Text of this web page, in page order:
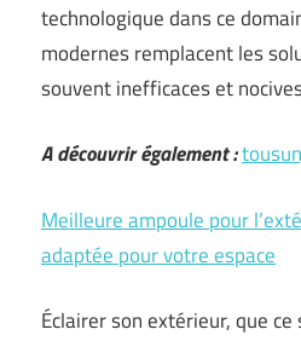
technologique dans ce
modernes remplacent les
souvent inefficaces et
A découvrir également :
Meilleure ampoule pour
adaptée pour votre espace
Éclairer son extérieur, que